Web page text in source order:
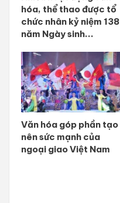
hóa, thể thao được tổ
chức nhân kỷ niệm 138
năm Ngày sinh...
Văn hóa góp phần tạo
nên sức mạnh của
ngoại giao Việt Nam